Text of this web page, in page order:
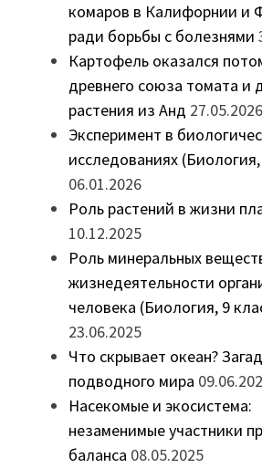
комаров в Калифорнии и
ради борьбы с болезнями
Картофель оказался
древнего союза томата и
растения из Анд 27.05.2026
Эксперимент в
исследованиях
06.01.2026
Роль растений в жизни
10.12.2025
Роль минеральных
жизнедеятельности
человека (Биология, 9
23.06.2025
Что скрывает океан?
подводного мира
Насекомые и экосистема:
незаменимые участники
баланса 08.05.2025